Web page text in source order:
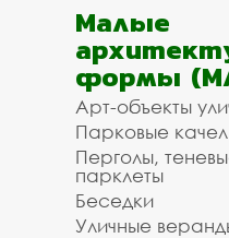
Малые
формы
Арт-объекты
Парковые
Перголы,
парклеты
Беседки
Уличные